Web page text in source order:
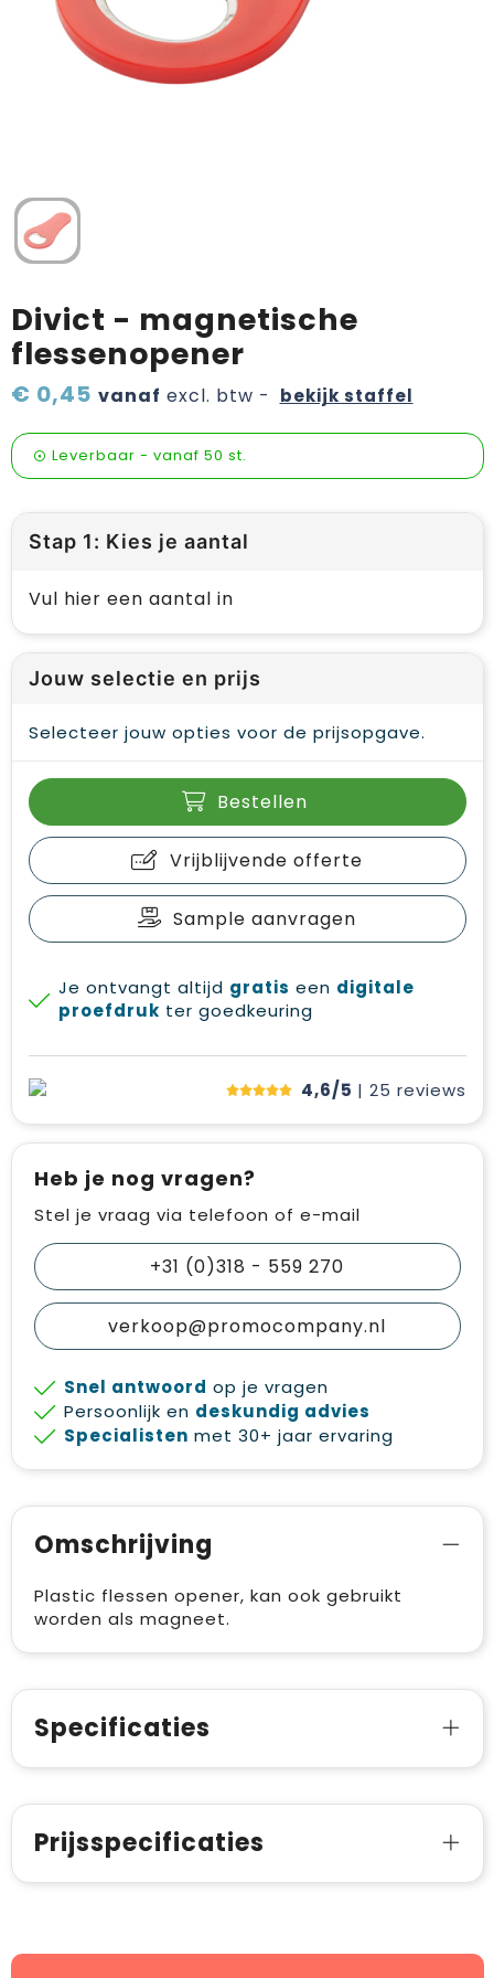
Verzorging & welness
Pasen
Sinterklaas artikelen
Wijn, bier en proeverij
Zomerpakketten
Divict - magnetische
flessenopener
€ 0,45 vanaf excl. btw - bekijk staffel
Leverbaar - vanaf 50 st.
Stap 1: Kies je aantal
Vul hier een aantal in
Jouw selectie en prijs
Selecteer jouw opties voor de prijsopgave.
Bestellen
Vrijblijvende offerte
Sample aanvragen
Je ontvangt altijd gratis een digitale
proefdruk ter goedkeuring
4,6/5 | 25 reviews
Heb je nog vragen?
Stel je vraag via telefoon of e-mail
+31 (0)318 - 559 270
verkoop@promocompany.nl
Snel antwoord op je vragen
Persoonlijk en deskundig advies
Specialisten met 30+ jaar ervaring
Omschrijving
Plastic flessen opener, kan ook gebruikt
worden als magneet.
Specificaties
Prijsspecificaties